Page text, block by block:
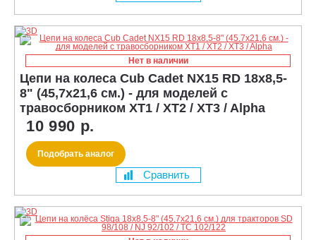
Нет в наличии
Цепи на колеса Cub Cadet NX15 RD 18х8,5-
8" (45,7x21,6 см.) - для моделей с
травосборником XT1 / XT2 / XT3 / Alpha
10 990 р.
Подобрать аналог
Сравнить